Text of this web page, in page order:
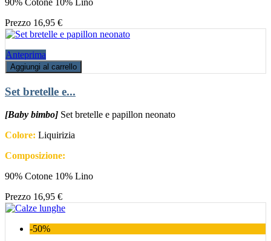
90% Cotone 10% Lino
Prezzo 16,95 €
Anteprima
Aggiungi al carrello
Set bretelle e...
[Baby bimbo] Set bretelle e papillon neonato
Colore: Liquirizia
Composizione:
90% Cotone 10% Lino
Prezzo 16,95 €
-50%